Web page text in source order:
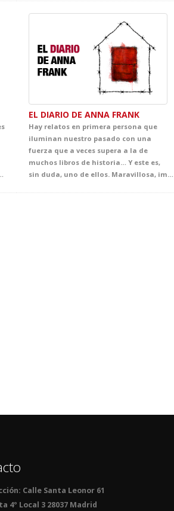
para acercarles a una de las cimas de nuestro teatro. Una oportunidad única para descubrir la vigencia, la belleza y la potencia dramática de un clásico imprescindible.
EL DIARIO DE ANNA FRANK
Hay relatos en primera persona que
iluminan nuestro pasado con una
fuerza que a veces supera a la de
muchos libros de historia… Y este es,
sin duda, uno de ellos. Maravillosa, impactante y cautivadora, esta adaptación transmite un poderoso mensaje de esperanza que atrapa al público desde el primer instante. Llena de ternura, emoción y sensibilidad, ofrece al alumnado una oportunidad única para adentrarse en la mirada de Anna, una joven vital, inteligente y curiosa, y acercarse, desde la experiencia teatral, a uno de los episodios más sobrecogedores de la historia contemporánea.
Calle Santa Leonor 61
4º Local 3 28037 Madrid